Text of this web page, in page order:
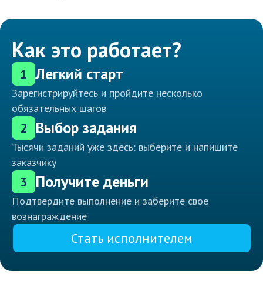
Как это работает?
1 Легкий старт
Зарегистрируйтесь и пройдите несколько
обязательных шагов
2 Выбор задания
Тысячи заданий уже здесь: выберите и напишите
заказчику
3 Получите деньги
Подтвердите выполнение и заберите свое
вознаграждение
Стать исполнителем